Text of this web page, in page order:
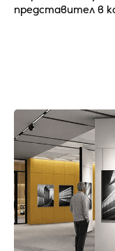
представител в